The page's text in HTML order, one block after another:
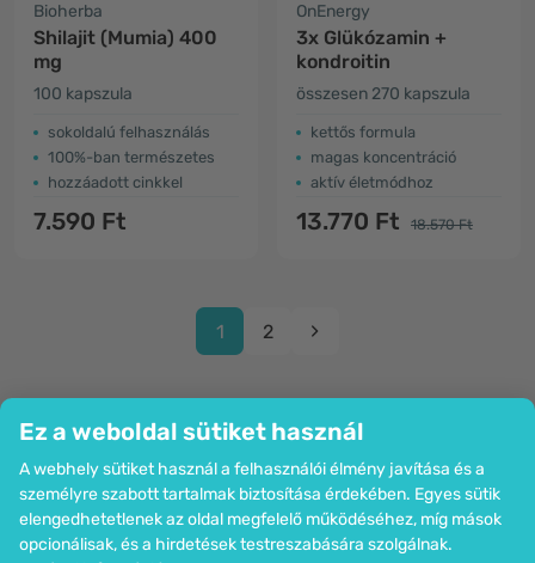
Ez a weboldal sütiket használ
A webhely sütiket használ a felhasználói élmény javítása és a
személyre szabott tartalmak biztosítása érdekében. Egyes sütik
elengedhetetlenek az oldal megfelelő működéséhez, míg mások
opcionálisak, és a hirdetések testreszabására szolgálnak.
Bioherba
Shilajit (Mumia) 400
mg
100 kapszula
sokoldalú felhasználás
100%-ban természetes
hozzáadott cinkkel
7.590 Ft
OnEnergy
3x Glükózamin +
kondroitin
összesen 270 kapszula
kettős formula
magas koncentráció
aktív életmódhoz
13.770 Ft 18.570 Ft
1 2
Cég
Információk
Csatlakozzon hozzánk